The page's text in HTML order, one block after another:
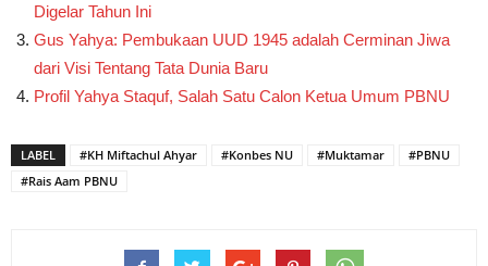
Digelar Tahun Ini
Gus Yahya: Pembukaan UUD 1945 adalah Cerminan Jiwa
dari Visi Tentang Tata Dunia Baru
Profil Yahya Staquf, Salah Satu Calon Ketua Umum PBNU
LABEL #KH Miftachul Ahyar #Konbes NU #Muktamar
#PBNU
#Rais Aam PBNU